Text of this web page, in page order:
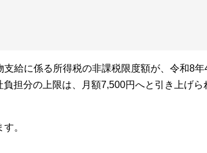
給に係る所得税の非課税限度額が、令和8年
担分の上限は、月額7,500円へと引き上げら
。